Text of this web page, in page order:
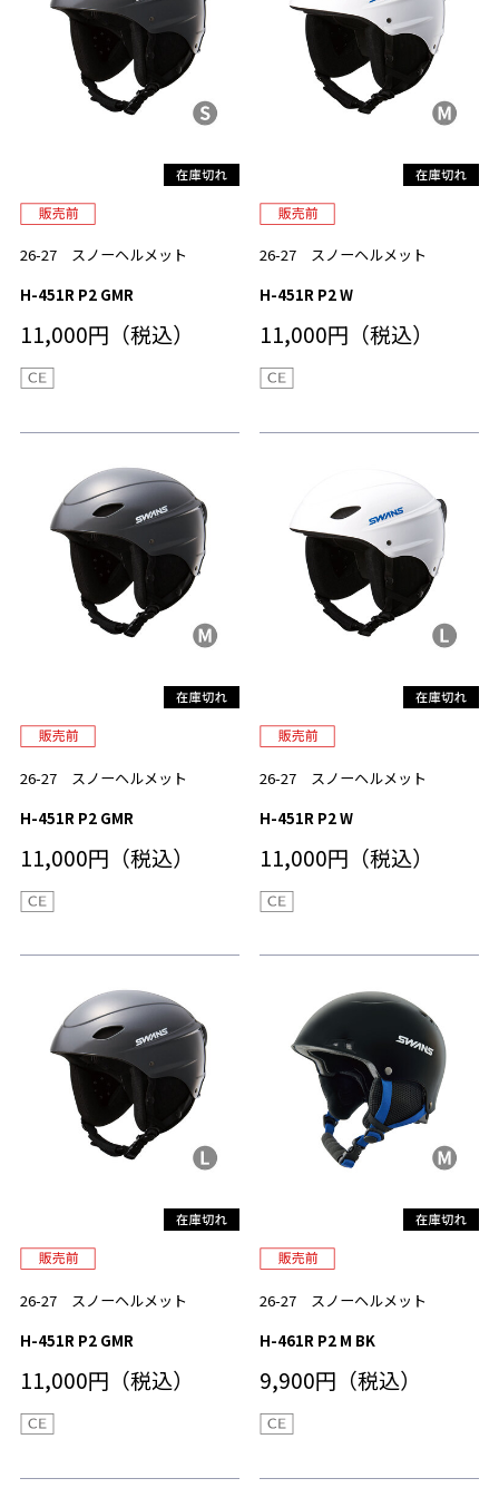
26-27 スノーヘルメット
H-451R P2 GMR
11,000円（税込）
26-27 スノーヘルメット
H-451R P2 W
11,000円（税込）
26-27 スノーヘルメット
H-451R P2 GMR
11,000円（税込）
26-27 スノーヘルメット
H-451R P2 W
11,000円（税込）
26-27 スノーヘルメット
H-451R P2 GMR
11,000円（税込）
26-27 スノーヘルメット
H-461R P2 M BK
9,900円（税込）